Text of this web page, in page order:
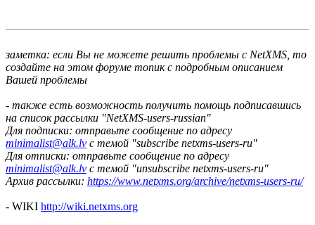
заметка: если Вы не можете решить проблемы с NetXMS, то
создайте на этом форуме топик с подробным описанием
Вашей проблемы
- также есть возможность получить помощь подписавшись
на список рассылки "NetXMS-users-russian"
Для подписки: отправьте сообщение по адресу
minimalist@alk.lv с темой "subscribe netxms-users-ru"
Для отписки: отправьте сообщение по адресу
minimalist@alk.lv с темой "unsubscribe netxms-users-ru"
Архив рассылки: https://www.netxms.org/archive/netxms-users-ru/
- WIKI http://wiki.netxms.org